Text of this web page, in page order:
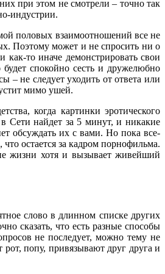
при этом не смотрели – точно так
индустрии.
половых взаимоотношений все не
Поэтому может и не спросить ни о
как-то иначе демонстрировать свои
спокойно сесть и дружелюбно
– не следует уходить от ответа или
мимо ушей.
когда картинки эротического
Сети найдет за 5 минут, и никакие
обсуждать их с вами. Но пока все-
остается за кадром порнофильма.
жизни хотя и вызывает живейший
слово в длинном списке других
сказать, что есть разные способы
не последует, можно тему не
попу, привязывают друг друга и